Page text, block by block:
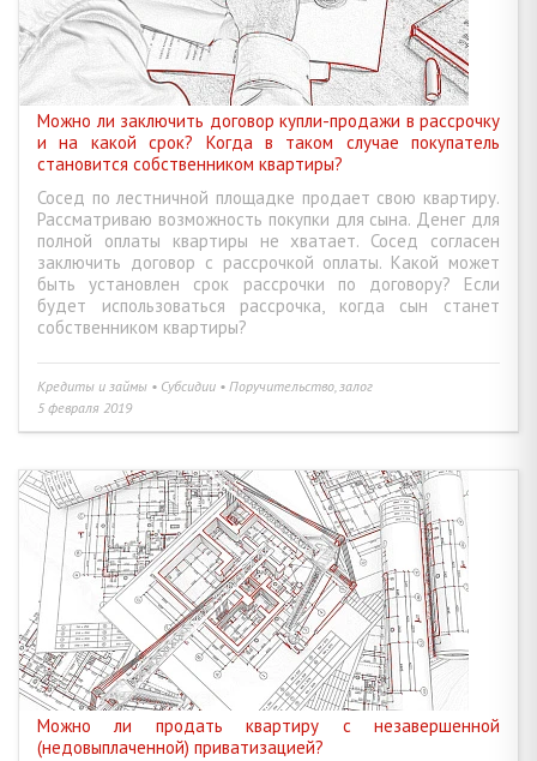
Можно ли заключить договор купли-продажи в рассрочку
и на какой срок? Когда в таком случае покупатель
становится собственником квартиры?
Сосед по лестничной площадке продает свою квартиру.
Рассматриваю возможность покупки для сына. Денег для
полной оплаты квартиры не хватает. Сосед согласен
заключить договор с рассрочкой оплаты. Какой может
быть установлен срок рассрочки по договору? Если
будет использоваться рассрочка, когда сын станет
собственником квартиры?
5 февраля 2019
Кредиты и займы • Субсидии • Поручительство, залог
Можно ли продать квартиру с незавершенной
(недовыплаченной) приватизацией?